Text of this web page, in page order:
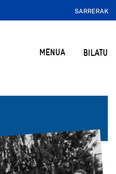
SARRERAK
MENUA BILATU